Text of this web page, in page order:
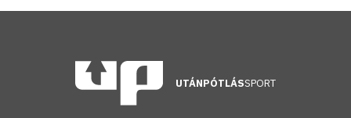
UTÁNPÓTLÁSSPORT